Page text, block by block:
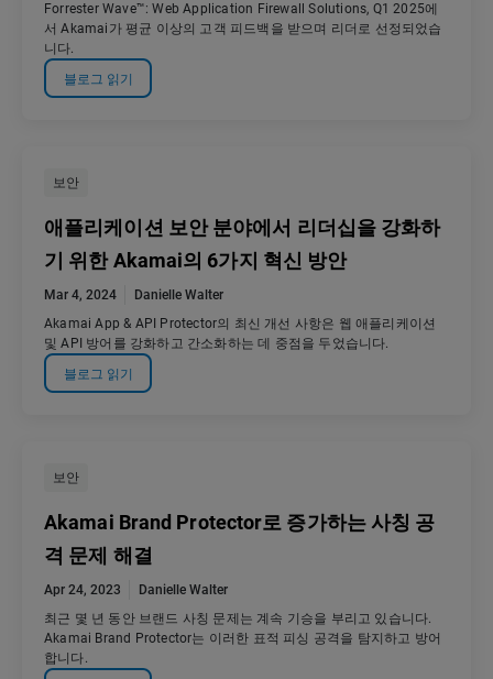
Forrester Wave™: Web Application Firewall Solutions, Q1 2025에
서 Akamai가 평균 이상의 고객 피드백을 받으며 리더로 선정되었습
니다.
블로그 읽기
보안
애플리케이션 보안 분야에서 리더십을 강화하
기 위한 Akamai의 6가지 혁신 방안
Mar 4, 2024
Danielle Walter
Akamai App & API Protector의 최신 개선 사항은 웹 애플리케이션
및 API 방어를 강화하고 간소화하는 데 중점을 두었습니다.
블로그 읽기
보안
Akamai Brand Protector로 증가하는 사칭 공
격 문제 해결
Apr 24, 2023
Danielle Walter
최근 몇 년 동안 브랜드 사칭 문제는 계속 기승을 부리고 있습니다.
Akamai Brand Protector는 이러한 표적 피싱 공격을 탐지하고 방어
합니다.